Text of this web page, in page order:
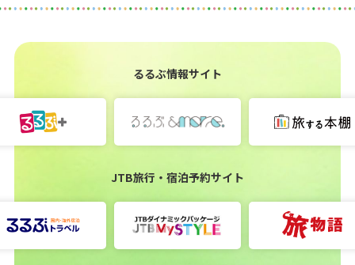
るるぶ情報サイト
JTB旅行・宿泊予約サイト